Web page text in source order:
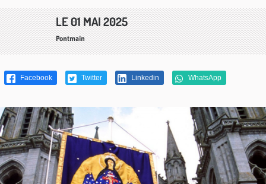
LE 01 MAI 2025
Pontmain
Facebook Twitter Linkedin WhatsApp